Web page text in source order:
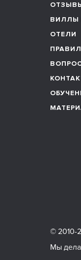
ВИЛЛЫ
ОТЕЛИ
© 2010-
Мы